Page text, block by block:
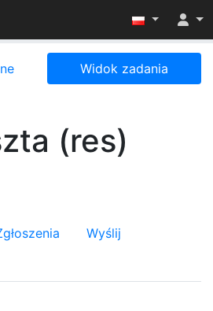
widoczność menu
Widok zadania
(res)
Wyślij